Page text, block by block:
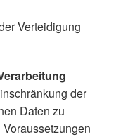
Verteidigung
der
Daten zu